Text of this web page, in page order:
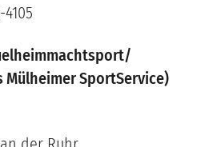
SportService)